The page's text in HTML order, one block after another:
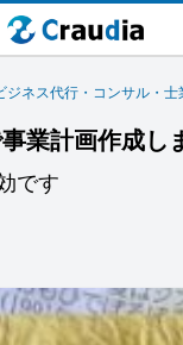
ジネス代行・コンサル・士
業計画作成し
です